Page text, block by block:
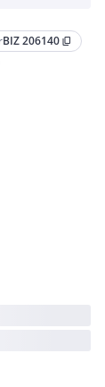
BIZ 206140 content_copy